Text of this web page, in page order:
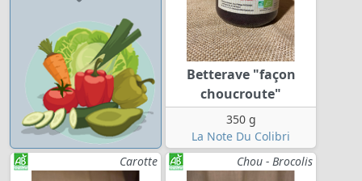
Betterave "façon
choucroute"
350 g
La Note Du Colibri
Carotte
Chou - Brocolis